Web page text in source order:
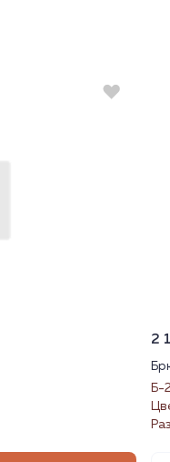
2
Б-